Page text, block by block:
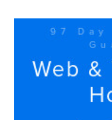
Yuk